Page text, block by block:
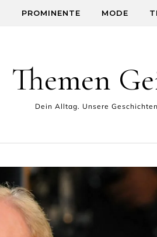
PROMINENTE MODE
Themen
Dein Alltag. Unsere